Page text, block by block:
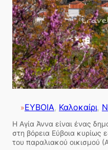
»ΕΥΒΟΙΑ, Καλοκαίρι,
Η Αγία Άννα είναι ένας
στη βόρεια Εύβοια κυρίως
του παραλιακού οικισμού